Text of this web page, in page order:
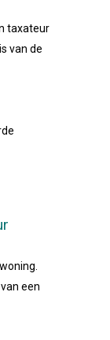
taxateur
van de
een